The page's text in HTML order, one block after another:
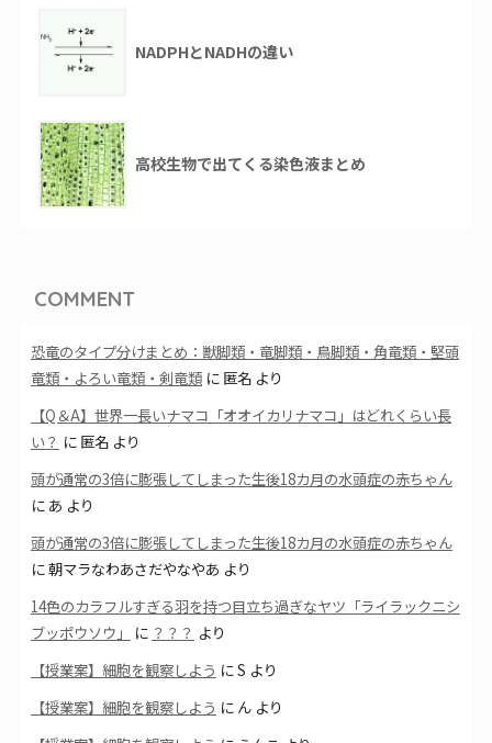
NADPHとNADHの違い
高校生物で出てくる染色液まとめ
COMMENT
恐竜のタイプ分けまとめ：獣脚類・竜脚類・鳥脚類・角竜類・堅頭
竜類・よろい竜類・剣竜類に 匿名より
【Q＆A】世界一長いナマコ「オオイカリナマコ」はどれくらい長
い？ に 匿名より
頭が通常の3倍に膨張してしまった生後18カ月の水頭症の赤ちゃん
に あ より
頭が通常の3倍に膨張してしまった生後18カ月の水頭症の赤ちゃん
に朝マラなわあさだやなやあ より
14色のカラフルすぎる羽を持つ目立ち過ぎなヤツ「ライラックニシ
ブッポウソウ」
に ？？？ より
【授業案】細胞を観察しよう にS より
【授業案】細胞を観察しよう に んより